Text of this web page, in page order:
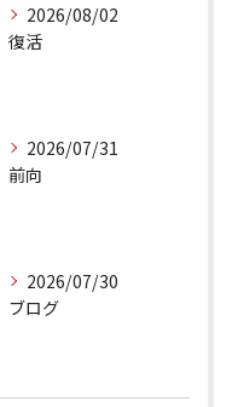
2026/08/02
復活
2026/07/31
前向
2026/07/30
ブログ